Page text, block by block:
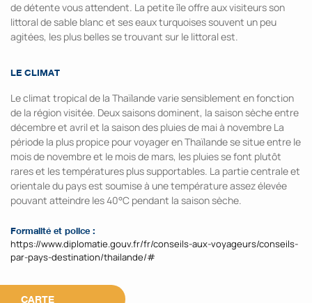
de détente vous attendent. La petite île offre aux visiteurs son
littoral de sable blanc et ses eaux turquoises souvent un peu
agitées, les plus belles se trouvant sur le littoral est.
LE CLIMAT
Le climat tropical de la Thaïlande varie sensiblement en fonction
de la région visitée. Deux saisons dominent, la saison sèche entre
décembre et avril et la saison des pluies de mai à novembre La
période la plus propice pour voyager en Thaïlande se situe entre le
mois de novembre et le mois de mars, les pluies se font plutôt
rares et les températures plus supportables. La partie centrale et
orientale du pays est soumise à une température assez élevée
pouvant atteindre les 40°C pendant la saison sèche.
Formalité et police :
https://www.diplomatie.gouv.fr/fr/conseils-aux-voyageurs/conseils-
par-pays-destination/thailande/#
CARTE